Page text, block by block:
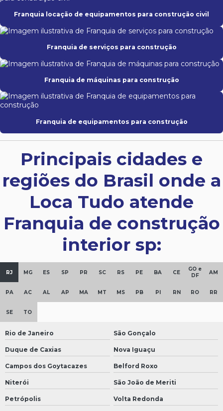
Franquia locação de equipamentos para construção civil
Franquia de serviços para construção
Franquia de máquinas para construção
Franquia de equipamentos para construção
Principais cidades e
regiões do Brasil onde a
Loca Tudo atende
Franquia de construção
interior sp:
RJ MG ES SP PR SC RS PE BA CE
GO e
DF
AM
PA AC AL AP MA MT MS PB PI RN RO RR
SE TO
Rio de Janeiro São Gonçalo
Duque de Caxias Nova Iguaçu
Campos dos Goytacazes Belford Roxo
Niterói São João de Meriti
Petrópolis Volta Redonda